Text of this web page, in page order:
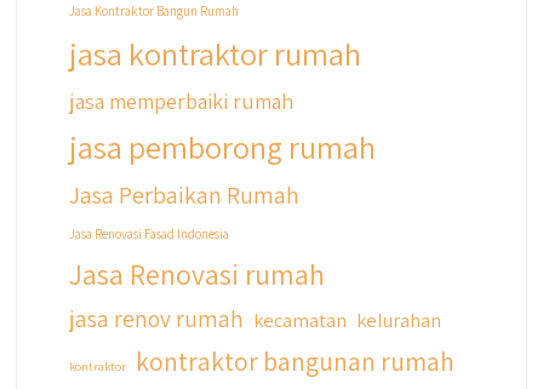
#kontraktorbekasi #kontraktorinteriorjakarta
#jasabangunrumahdepok
#jasarenovasirumahbekasi
#jasadesainrumahmurah
#jasadesainrumahjakarta
#kontraktorbangunanjabodetabek
#jasabangunrumahjabodetabek
#qyusipersada
Jasa Kontraktor Bangun Rumah
jasa kontraktor rumah
jasa memperbaiki rumah
jasa pemborong rumah
Jasa Perbaikan Rumah
Jasa Renovasi Fasad Indonesia
Jasa Renovasi rumah
jasa renov rumah kecamatan kelurahan
kontraktor
kontraktor bangunan rumah